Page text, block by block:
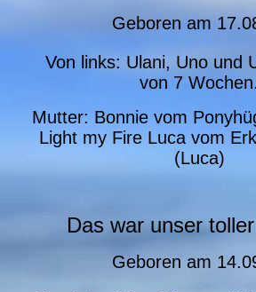
Geboren am
Von links: Ulani, Uno und
von 7 Wochen.
Mutter: Bonnie vom
Light my Fire Luca vom
(Luca)
Das war unser
Geboren am